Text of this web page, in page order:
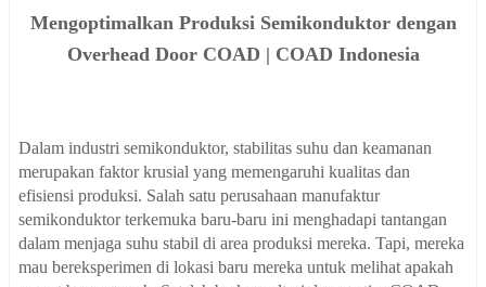
Mengoptimalkan Produksi Semikonduktor dengan
Overhead Door COAD | COAD Indonesia
Dalam industri semikonduktor, stabilitas suhu dan keamanan
merupakan faktor krusial yang memengaruhi kualitas dan
efisiensi produksi. Salah satu perusahaan manufaktur
semikonduktor terkemuka baru-baru ini menghadapi tantangan
dalam menjaga suhu stabil di area produksi mereka. Tapi, mereka
mau bereksperimen di lokasi baru mereka untuk melihat apakah